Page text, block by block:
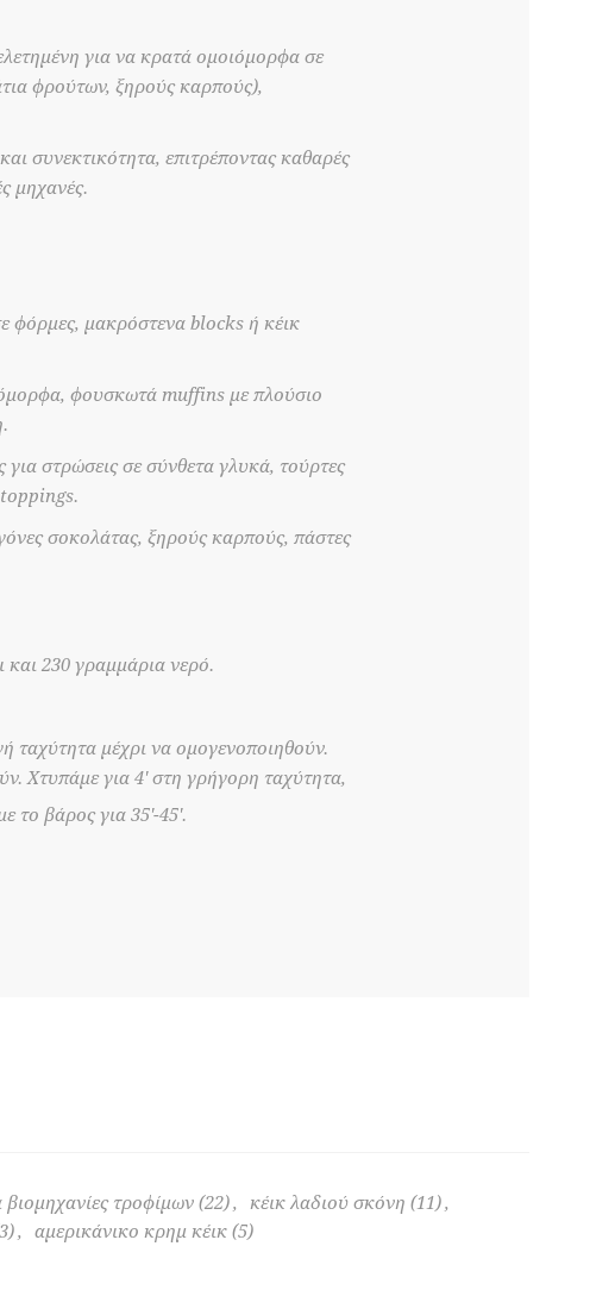
για να κρατά ομοιόμορφα σε
φρούτων, ξηρούς καρπούς),
συνεκτικότητα, επιτρέποντας καθαρές
μηχανές.
φόρμες, μακρόστενα blocks ή κέικ
φουσκωτά muffins με πλούσιο
στρώσεις σε σύνθετα γλυκά, τούρτες
σοκολάτας, ξηρούς καρπούς, πάστες
230 γραμμάρια νερό.
ταχύτητα μέχρι να ομογενοποιηθούν.
Χτυπάμε για 4' στη γρήγορη ταχύτητα,
το βάρος για 35'-45'.
βιομηχανίες τροφίμων (22), κέικ λαδιού σκόνη (11),
, αμερικάνικο κρημ κέικ (5)